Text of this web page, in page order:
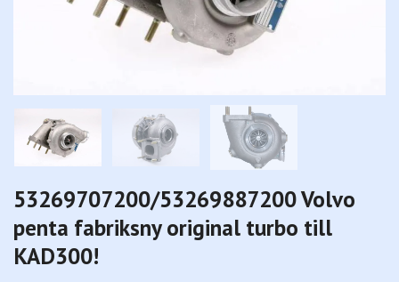
53269707200/53269887200 Volvo
penta fabriksny original turbo till
KAD300!